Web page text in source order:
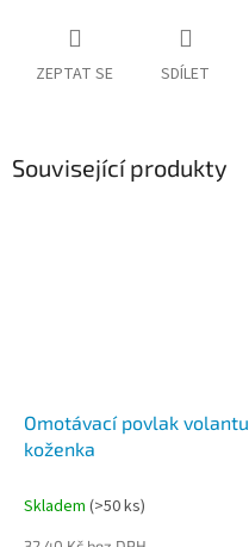
ZEPTAT SE SDÍLET
Související produkty
Omotávací povlak volantu
koženka
Skladem (>50 ks)